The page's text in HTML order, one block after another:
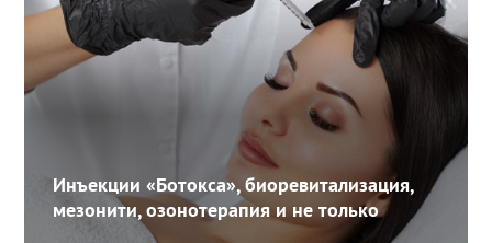
Инъекции «Ботокса», биоревитализация,
мезонити, озонотерапия и не только